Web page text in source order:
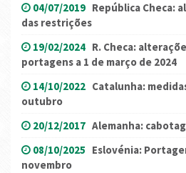
04/07/2019 República Checa:
das restrições
19/02/2024 R. Checa:
portagens a 1 de março de 2024
14/10/2022 Catalunha:
outubro
20/12/2017 Alemanha:
08/10/2025 Eslovénia:
novembro